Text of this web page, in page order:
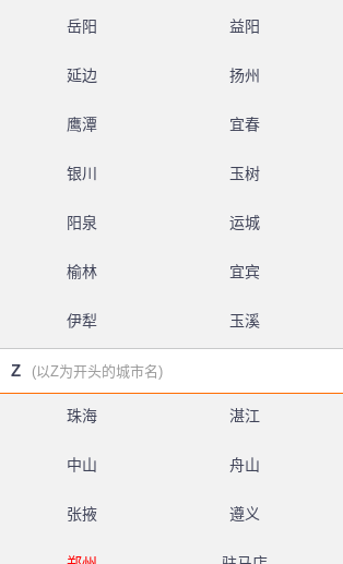
岳阳 益阳
延边 扬州
鹰潭 宜春
银川 玉树
阳泉 运城
榆林 宜宾
伊犁 玉溪
Z (以Z为开头的城市名)
珠海 湛江
中山 舟山
张掖 遵义